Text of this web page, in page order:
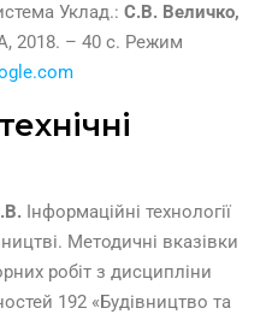
Уклад.: С.В. Величко,
2018. – 40 с. Режим
Інформаційні технології
Методичні вказівки
робіт з дисципліни
192 «Будівництво та